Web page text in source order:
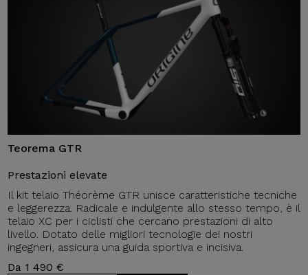
Teorema GTR
Prestazioni elevate
Il kit telaio Théorème GTR unisce caratteristiche tecniche
e leggerezza. Radicale e indulgente allo stesso tempo, è il
telaio XC per i ciclisti che cercano prestazioni di alto
livello. Dotato delle migliori tecnologie dei nostri
ingegneri, assicura una guida sportiva e incisiva.
Da 1 490 €